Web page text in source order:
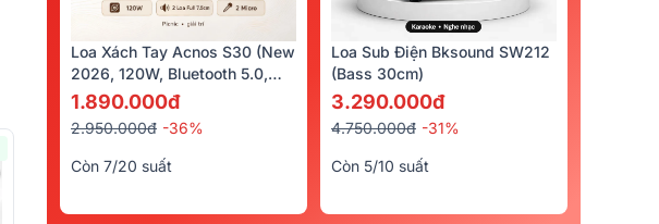
Loa Xách Tay Acnos S30 (New
2026, 120W, Bluetooth 5.0,
Kèm 2 Tay Micro)
1.890.000đ
2.950.000đ -36%
Còn 7/20 suất
Loa Sub Điện Bksound SW212
(bass 30cm)
3.290.000đ
4.750.000đ -31%
Còn 5/10 suất